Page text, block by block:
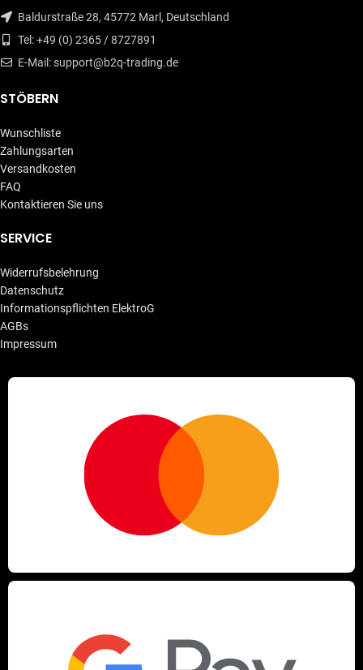
Baldurstraße 28, 45772 Marl, Deutschland
Tel: +49 (0) 2365 / 8727891
E-Mail: support@b2q-trading.de
STÖBERN
Wunschliste
Zahlungsarten
Versandkosten
FAQ
Kontaktieren Sie uns
SERVICE
Widerrufsbelehrung
Datenschutz
Informationspflichten ElektroG
AGBs
Impressum